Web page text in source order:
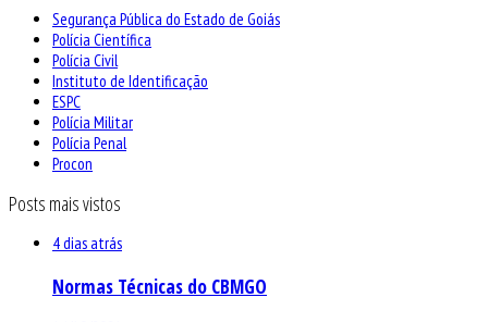
Segurança Pública do Estado de Goiás
Polícia Científica
Polícia Civil
Instituto de Identificação
ESPC
Polícia Militar
Polícia Penal
Procon
Posts mais vistos
4 dias atrás
Normas Técnicas do CBMGO